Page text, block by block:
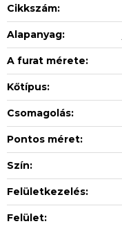
Cikkszám:
Alapanyag:
A furat mérete:
Kőtípus:
Csomagolás:
Pontos méret:
Szín:
Felületkezelés:
Felület: